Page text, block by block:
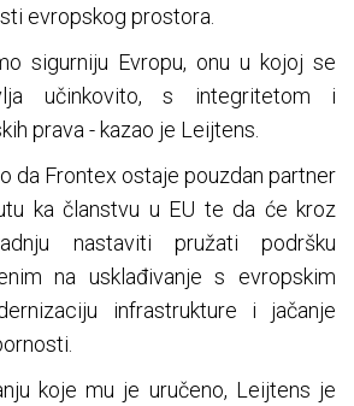
evropskog prostora.
sigurniju Evropu, onu u kojoj se
učinkovito, s integritetom i
prava - kazao je Leijtens.
da Frontex ostaje pouzdan partner
ka članstvu u EU te da će kroz
nastaviti pružati podršku
na usklađivanje s evropskim
infrastrukture i jačanje
koje mu je uručeno, Leijtens je